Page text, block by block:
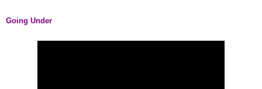
Going Under